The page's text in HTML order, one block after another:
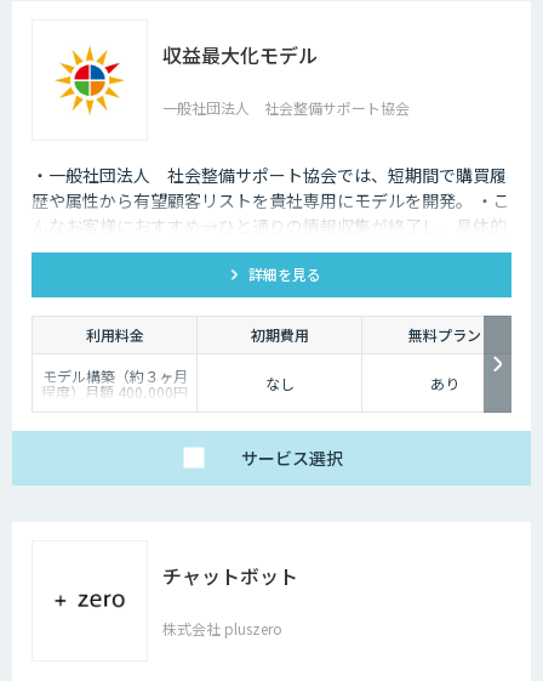
収益最大化モデル
一般社団法人 社会整備サポート協会
・一般社団法人 社会整備サポート協会では、短期間で購買履
歴や属性から有望顧客リストを貴社専用にモデルを開発。 ・こ
んなお客様におすすめ→ひと通りの情報収集が終了し、具体的
なモデル開発を検討しているお客様。
詳細を見る
利用料金 初期費用
無料プラン
モデル構築（約３ヶ月
程度）月額 400,000円
～
なし あり
サービス選択
チャットボット
株式会社 pluszero